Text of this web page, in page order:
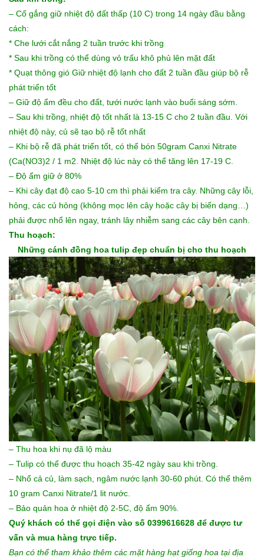
– Cố gắng giữ nhiệt độ đất thấp (10 C) trong 14 ngày đầu bằng
cách:
* Che lưới cắt nắng 2 tuần trước khi trồng
* Sau khi trồng có thể dùng vỏ trấu khô phủ lên mặt đất
* Quạt thông gió Giữ nhiệt độ lạnh cho đất 2 tuần đầu giúp bộ rễ
phát triển tốt
– Giữ độ ẩm đều cho đất, tưới nước lạnh vào buổi sáng sớm.
– Sau khi trồng, nhiệt độ tốt nhất là 13-15 C cho 2 tuần đầu. Với
nhiệt độ này, củ sẽ tạo bộ rễ tốt nhất
– Khi bộ rễ đã phát triển tốt, có thể bón 50gram Canxi Nitrate
(Ca(NO3)2 / 1 m2. Nhiệt độ lúc này có thể tăng lên 17-19 C.
– Độ ẩm giữ ở 80%
– Khi cây đạt độ cao 5-10 cm thì phải kiểm tra cây. Những cây lỗi,
hỏng, các củ hỏng (không mọc lên cây hoặc cây bị biến dạng…)
phải được nhổ lên ngay, tránh lây nhiễm sang các cây bên cạnh.
Thu hoạch:
Những cánh đồng hoa tulip đẹp chuẩn bị cho thu hoạch
– Thu hoa khi nụ đã lộ màu
– Tulip có thể được thu hoạch 35-42 ngày sau khi trồng.
– Nhổ cả củ, làm sạch, ngâm nước lạnh 30-60 phút. Có thể thêm
10 gram Canxi Nitrate/1 lit nước.
– Bảo quản hoa ở nhiệt độ 2-5C, độ ẩm 90%.
Quý khách có thể gọi điện vào số 0399616628 để được tư
vấn và mua hàng trực tiếp.
Bạn có thể tham khảo thêm các mặt hàng hạt giống hoa tại địa